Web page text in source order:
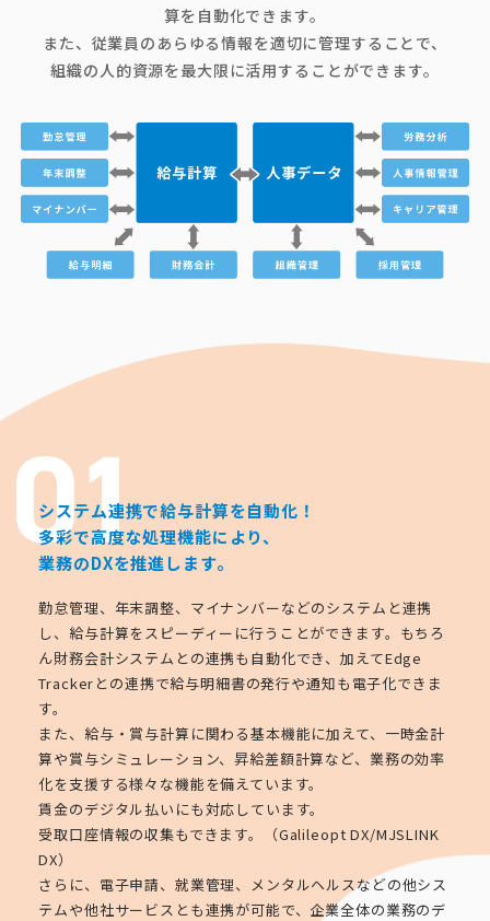
算を自動化できます。
また、従業員のあらゆる情報を適切に管理することで、
組織の人的資源を最大限に活用することができます。
システム連携で給与計算を自動化！
多彩で高度な処理機能により、
業務のDXを推進します。
勤怠管理、年末調整、マイナンバーなどのシステムと連携
し、給与計算をスピーディーに行うことができます。もちろ
ん財務会計システムとの連携も自動化でき、加えてEdge
Trackerとの連携で給与明細書の発行や通知も電子化できま
す。
また、給与・賞与計算に関わる基本機能に加えて、一時金計
算や賞与シミュレーション、昇給差額計算など、業務の効率
化を支援する様々な機能を備えています。
賃金のデジタル払いにも対応しています。
受取口座情報の収集もできます。（Galileopt DX/MJSLINK
DX）
さらに、電子申請、就業管理、メンタルヘルスなどの他シス
テムや他社サービスとも連携が可能で、企業全体の業務のデ